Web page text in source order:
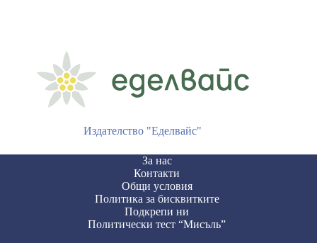
Издателство "Еделвайс"
За нас
Контакти
Общи условия
Политика за бисквитките
Подкрепи ни
Политически тест “Мисъль”